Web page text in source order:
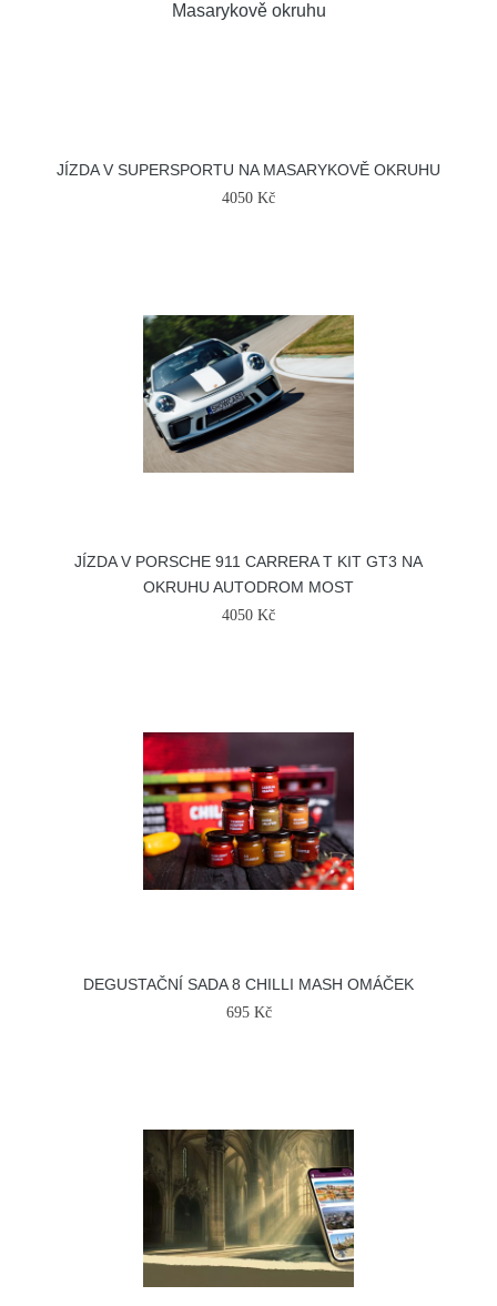
JÍZDA V SUPERSPORTU NA MASARYKOVĚ OKRUHU
4050 Kč
JÍZDA V PORSCHE 911 CARRERA T KIT GT3 NA
OKRUHU AUTODROM MOST
4050 Kč
DEGUSTAČNÍ SADA 8 CHILLI MASH OMÁČEK
695 Kč